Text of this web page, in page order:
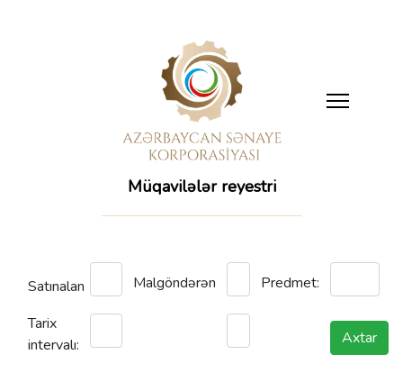
Müqavilələr reyestri
Satınalan Malgöndərən Predmet:
Tarix
intervalı:
Axtar